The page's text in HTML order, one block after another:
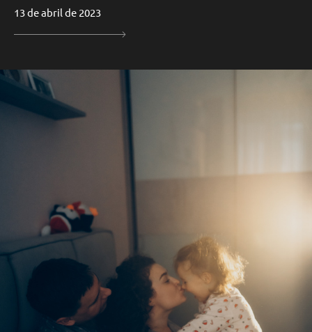
13 de abril de 2023